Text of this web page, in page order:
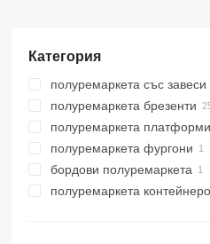
Категория
полуремаркета със завеси
полуремаркета брезенти
полуремаркета платформи
полуремаркета фургони
бордови полуремаркета
полуремаркета